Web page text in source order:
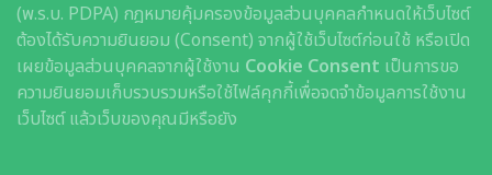
(พ.ร.บ. PDPA) กฎหมายคุ้มครองข้อมูลส่วนบุคคลกำหนดให้เว็บไซต์
ต้องได้รับความยินยอม (Consent) จากผู้ใช้เว็บไซต์ก่อนใช้ หรือเปิด
เผยข้อมูลส่วนบุคคลจากผู้ใช้งาน Cookie Consent เป็นการขอ
ความยินยอมเก็บรวบรวมหรือใช้ไฟล์คุกกี้เพื่อจดจำข้อมูลการใช้งาน
เว็บไซต์ แล้วเว็บของคุณมีหรือยัง